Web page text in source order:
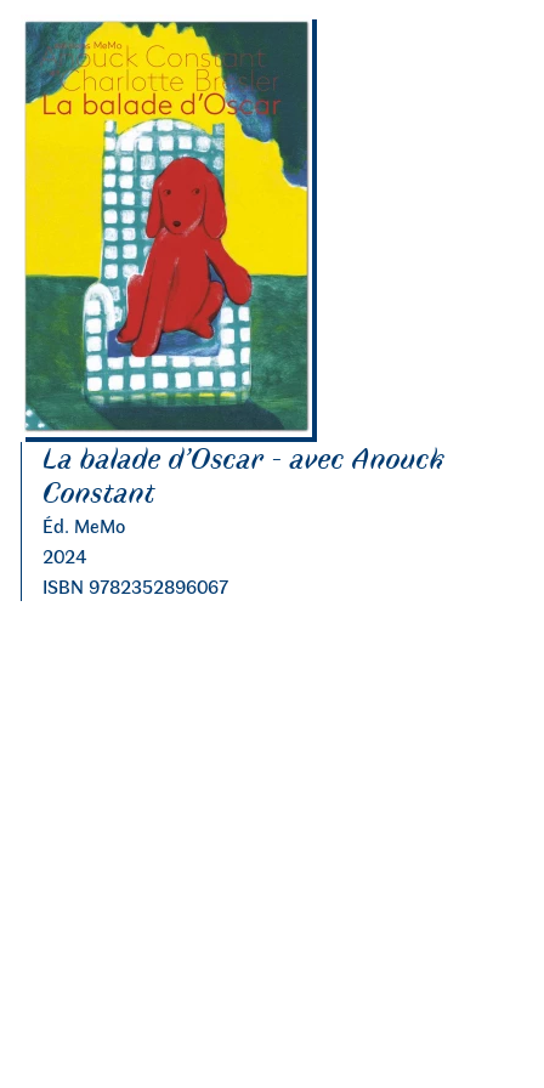
La balade d’Oscar - avec Anouck
Constant
Éd. MeMo
2024
ISBN 9782352896067